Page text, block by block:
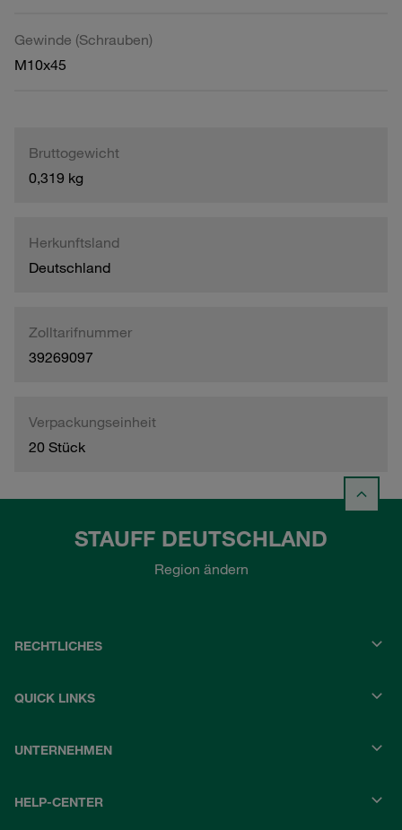
Gewinde (Schrauben)
M10x45
Bruttogewicht
0,319 kg
Herkunftsland
Deutschland
Zolltarifnummer
39269097
Verpackungseinheit
20 Stück
STAUFF DEUTSCHLAND
Region ändern
RECHTLICHES
QUICK LINKS
UNTERNEHMEN
HELP-CENTER